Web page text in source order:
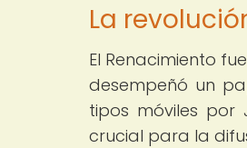
La
El Renacimiento
desempeñó un
tipos móviles por
crucial para la